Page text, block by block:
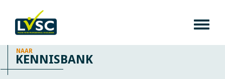
NAAR
KENNISBANK